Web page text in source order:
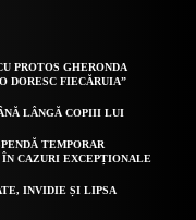
PROTOS GHERONDA
DORESC FIECĂRUIA”
LÂNGĂ COPIII LUI
TEMPORAR
ÎN CAZURI EXCEPȚIONALE
INVIDIE ȘI LIPSA